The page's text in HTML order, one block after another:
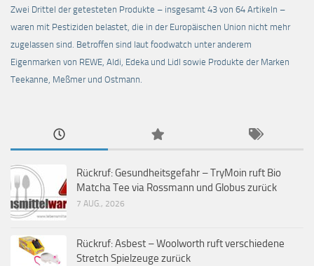
Zwei Drittel der getesteten Produkte – insgesamt 43 von 64 Artikeln –
waren mit Pestiziden belastet, die in der Europäischen Union nicht mehr
zugelassen sind. Betroffen sind laut foodwatch unter anderem
Eigenmarken von REWE, Aldi, Edeka und Lidl sowie Produkte der Marken
Teekanne, Meßmer und Ostmann.
Rückruf: Gesundheitsgefahr – TryMoin ruft Bio
Matcha Tee via Rossmann und Globus zurück
7 AUG., 2026
Rückruf: Asbest – Woolworth ruft verschiedene
Stretch Spielzeuge zurück